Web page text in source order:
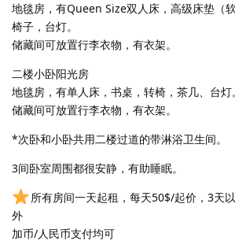
地毯房，有Queen Size双人床，高级床垫（
椅子，台灯。
储藏间可放置行李衣物，有衣架。
二楼小卧阳光房
地毯房，有单人床，书桌，转椅，茶几、台灯。
储藏间可放置行李衣物，有衣架。
*次卧和小卧共用二楼过道的带淋浴卫生间。
3间卧室周围都很安静，有助睡眠。
所有房间一天起租，每天50$/起价，3天
外​
加币/人民币支付均可​